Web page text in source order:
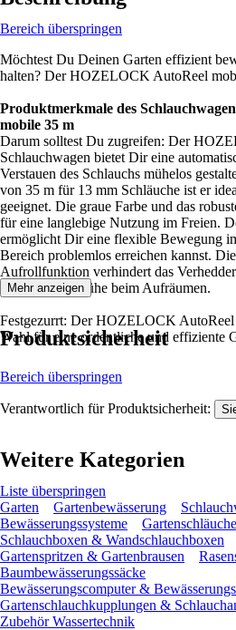
Bereich überspringen
Möchtest Du Deinen Garten effizient
halten? Der HOZELOCK AutoReel
Produktmerkmale des
mobile 35 m
Darum solltest Du zugreifen: Der
Schlauchwagen bietet Dir eine
Verstauen des Schlauchs mühelos
von 35 m für 13 mm Schläuche ist er
geeignet. Die graue Farbe und das
für eine langlebige Nutzung im Freien.
ermöglicht Dir eine flexible Bewegung
Bereich problemlos erreichen kannst.
Aufrollfunktion verhindert das
Dir Zeit und Mühe beim Aufräumen.
Festgezurrt: Der HOZELOCK
Wahl für eine ordentliche und effiziente
Mehr anzeigen
Produktsicherheit
Bereich überspringen
Verantwortlich für Produktsicherheit:
Weitere Kategorien
Liste überspringen
Garten
Gartenbewässerung
Bewässerungssysteme
Gartenschläuche
Schlauchboxen & Wandschlauchboxen
Gartenspritzen & Gartenbrausen
Baumbewässerungssäcke
Bewässerungscomputer &
Gartenschlauchkupplungen &
Zubehör Wassertechnik